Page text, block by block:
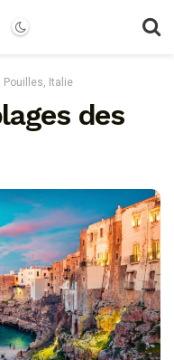
Pouilles, Italie
des